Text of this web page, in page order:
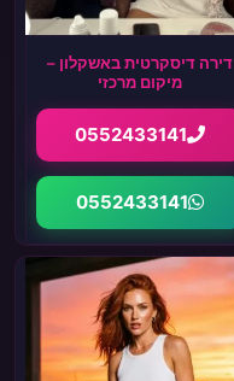
דירה דיסקרטית באשקלון –
מיקום מרכזי
0552433141
0552433141